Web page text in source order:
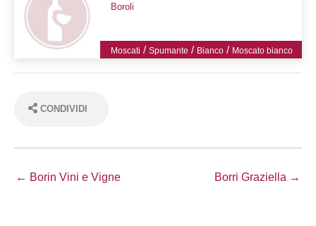
Boroli
Moscati /Spumante / Bianco / Moscato bianco
CONDIVIDI
← Borin Vini e Vigne Borri Graziella →